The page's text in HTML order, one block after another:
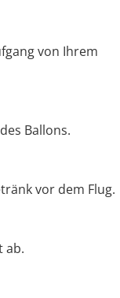
von Ihrem
Ballons.
vor dem Flug.
ab.